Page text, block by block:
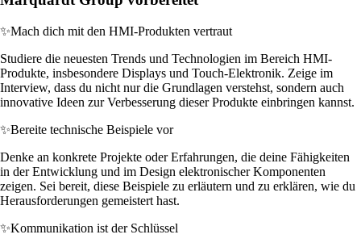
✨Mach dich mit den HMI-Produkten vertraut
Studiere die neuesten Trends und Technologien im Bereich HMI-
Produkte, insbesondere Displays und Touch-Elektronik. Zeige im
Interview, dass du nicht nur die Grundlagen verstehst, sondern auch
innovative Ideen zur Verbesserung dieser Produkte einbringen kannst.
✨Bereite technische Beispiele vor
Denke an konkrete Projekte oder Erfahrungen, die deine Fähigkeiten
in der Entwicklung und im Design elektronischer Komponenten
zeigen. Sei bereit, diese Beispiele zu erläutern und zu erklären, wie du
Herausforderungen gemeistert hast.
✨Kommunikation ist der Schlüssel